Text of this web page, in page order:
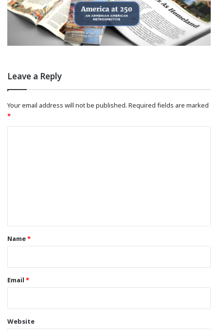
Leave a Reply
Your email address will not be published. Required fields are marked
*
*Name*
Email *
Website